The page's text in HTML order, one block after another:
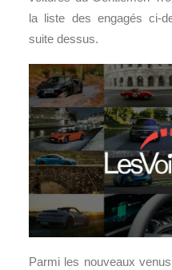
la liste des engagés ci-
suite dessus.
Parmi les nouveaux